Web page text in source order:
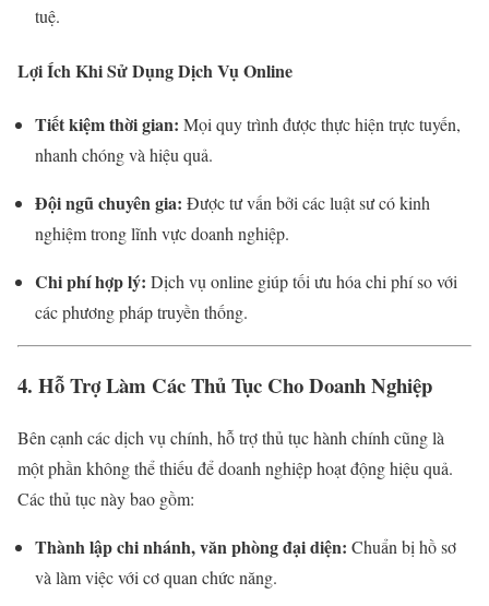
tuệ.
Lợi Ích Khi Sử Dụng Dịch Vụ Online
Tiết kiệm thời gian: Mọi quy trình được thực hiện trực tuyến,
nhanh chóng và hiệu quả.
Đội ngũ chuyên gia: Được tư vấn bởi các luật sư có kinh
nghiệm trong lĩnh vực doanh nghiệp.
Chi phí hợp lý: Dịch vụ online giúp tối ưu hóa chi phí so với
các phương pháp truyền thống.
4. Hỗ Trợ Làm Các Thủ Tục Cho Doanh Nghiệp
Bên cạnh các dịch vụ chính, hỗ trợ thủ tục hành chính cũng là
một phần không thể thiếu để doanh nghiệp hoạt động hiệu quả.
Các thủ tục này bao gồm:
Thành lập chi nhánh, văn phòng đại diện: Chuẩn bị hồ sơ
và làm việc với cơ quan chức năng.